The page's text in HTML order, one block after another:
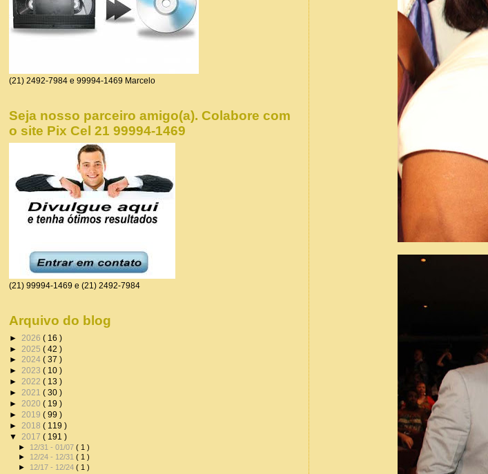
(21) 2492-7984 e 99994-1469 Marcelo
Seja nosso parceiro amigo(a). Colabore com
o site Pix Cel 21 99994-1469
(21) 99994-1469 e (21) 2492-7984
Arquivo do blog
► 2026 ( 16 )
► 2025 ( 42 )
► 2024 ( 37 )
► 2023 ( 10 )
► 2022 ( 13 )
► 2021 ( 30 )
► 2020 ( 19 )
► 2019 ( 99 )
► 2018 ( 119 )
▼ 2017 ( 191 )
► 12/31 - 01/07( 1 )
► 12/24 - 12/31( 1 )
► 12/17 - 12/24( 1 )